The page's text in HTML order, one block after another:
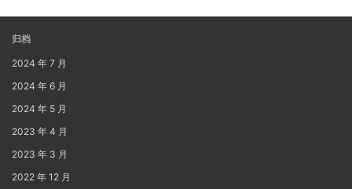
归档
2024 年 7 月
2024 年 6 月
2024 年 5 月
2023 年 4 月
2023 年 3 月
2022 年 12 月